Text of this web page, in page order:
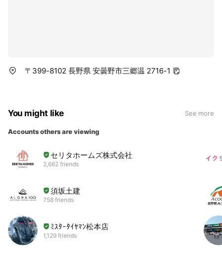
〒399-8102 長野県 安曇野市三郷温 2716-1
You might like See more
Accounts others are viewing
セリタホームズ株式会社
2,662 friends
須坂土建
758 friends
ﾐｽﾀｰﾀｲﾔﾏﾝ松本店
1,129 friends